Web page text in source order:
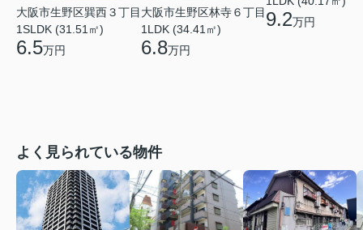
大阪市生野区巽西３丁目
1SLDK (31.51㎡)
6.5万円
大阪市生野区林寺６丁目
1LDK (34.41㎡)
6.8万円
9.2万円
よく見られている物件